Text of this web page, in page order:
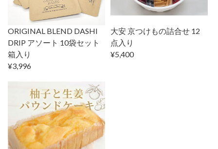
ORIGINAL BLEND DASHI
DRIP アソート 10袋セット
箱入り
¥3,996
大安 京つけもの詰合せ 12
点入り
¥5,400